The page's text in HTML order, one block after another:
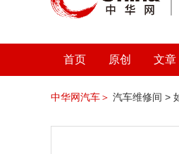
首页 原创 文章
中华网汽车＞ 汽车维修间 >